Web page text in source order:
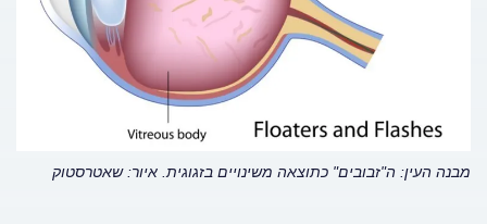
מבנה העין: ה"זבובים" כתוצאה משינויים בזגוגית. איור: שאטרסטוק